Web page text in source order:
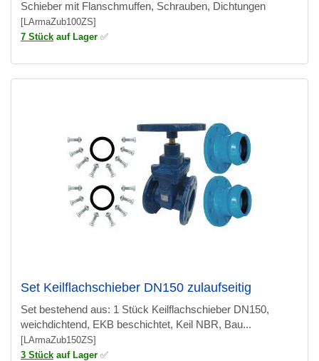
Schieber mit Flanschmuffen, Schrauben, Dichtungen
[LArmaZub100ZS]
7 Stück auf Lager ✅
Set Keilflachschieber DN150 zulaufseitig
Set bestehend aus: 1 Stück Keilflachschieber DN150,
weichdichtend, EKB beschichtet, Keil NBR, Bau...
[LArmaZub150ZS]
3 Stück auf Lager ✅